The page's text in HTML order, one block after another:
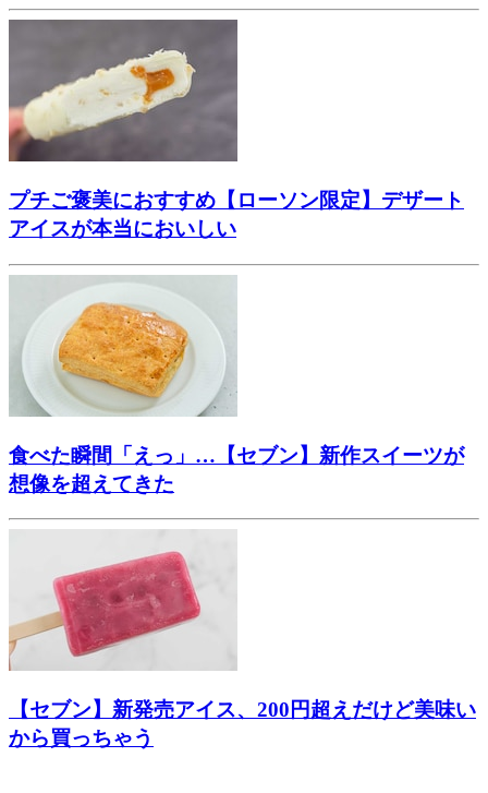
プチご褒美におすすめ【ローソン限定】デザート
アイスが本当においしい
食べた瞬間「えっ」…【セブン】新作スイーツが
想像を超えてきた
【セブン】新発売アイス、200円超えだけど美味い
から買っちゃう